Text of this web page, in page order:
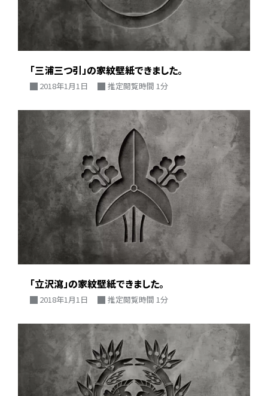
「三浦三つ引」の家紋壁紙できました。
2018年1月1日 推定閲覧時間 1分
「立沢瀉」の家紋壁紙できました。
2018年1月1日 推定閲覧時間 1分